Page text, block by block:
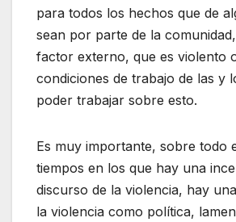
para todos los hechos que de
sean por parte de la
factor externo, que es violento
condiciones de trabajo de las y
poder trabajar sobre esto.
Es muy importante, sobre todo
tiempos en los que hay una
discurso de la violencia, hay
la violencia como política,